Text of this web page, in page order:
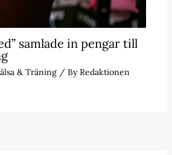
samlade in pengar till
& Träning/ ByRedaktionen